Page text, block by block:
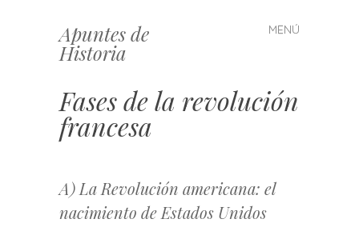
Apuntes de
Historia
MENÚ
Saltar
al
Fases de la revolución
francesa
A) La Revolución americana: el
nacimiento de Estados Unidos